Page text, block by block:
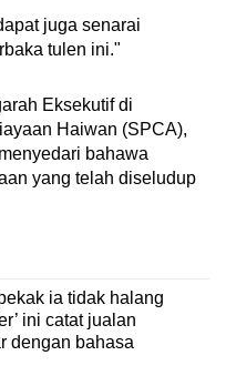
juga senarai
tulen ini."
Eksekutif di
Haiwan (SPCA),
bahawa
yang telah diseludup
ia tidak halang
ini catat jualan
dengan bahasa